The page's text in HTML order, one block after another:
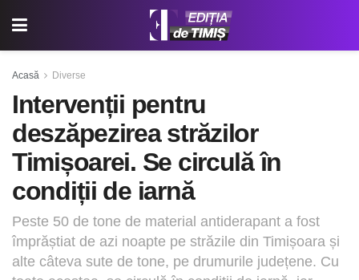
Acasă Diverse
Intervenții pentru
deszăpezirea străzilor
Timișoarei. Se circulă în
condiții de iarnă
Peste 50 de tone de material antiderapant a fost
împrăștiat de azi noapte pe străzile din Timișoara și
alte câteva sute de tone, pe drumurile județene. Cu